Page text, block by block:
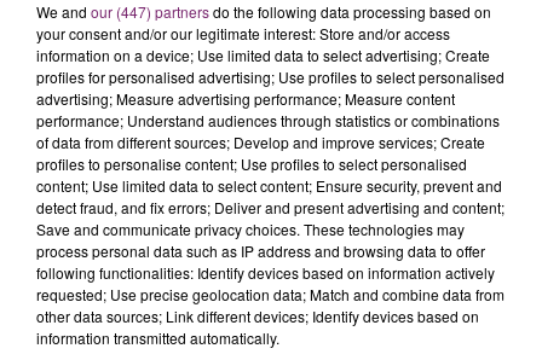
La Bulle - Guinguette éphémère
de Frelinghien !
éclipse solaire du 12 Août 2026
We and our (447) partnersdo the following data processing based on
your consent and/or our legitimate interest: Store and/or access
information on a device; Use limited data to select advertising; Create
profiles for personalised advertising; Use profiles to select personalised
advertising; Measure advertising performance; Measure content
performance; Understand audiences through statistics or combinations
of data from different sources; Develop and improve services; Create
profiles to personalise content; Use profiles to select personalised
content; Use limited data to select content; Ensure security, prevent and
detect fraud, and fix errors; Deliver and present advertising and content;
Save and communicate privacy choices. These technologies may
process personal data such as IP address and browsing data to offer
following functionalities: Identify devices based on information actively
requested; Use precise geolocation data; Match and combine data from
other data sources; Link different devices; Identify devices based on
information transmitted automatically.